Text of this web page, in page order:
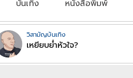
บันเทิง หนังสือพิมพ์
วิสามัญบันเทิง
เหยียบย่ำหัวใจ?